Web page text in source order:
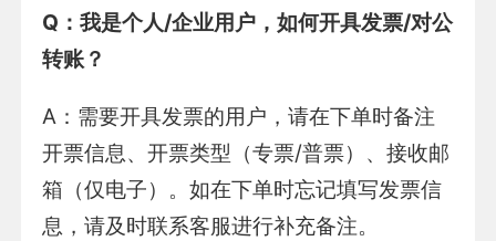
Q ：我是个人/企业用户，如何开具发票/对公
转账？
A：需要开具发票的用户，请在下单时备注
开票信息、开票类型（专票/普票）、接收邮
箱（仅电子）。如在下单时忘记填写发票信
息，请及时联系客服进行补充备注。